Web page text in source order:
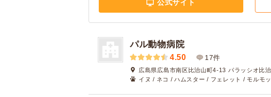
公式サイト
パル動物病院
4.50 17件
広島県広島市南区比治山町4-13 パラッシオ比
イヌ / ネコ / ハムスター / フェレット / モルモ